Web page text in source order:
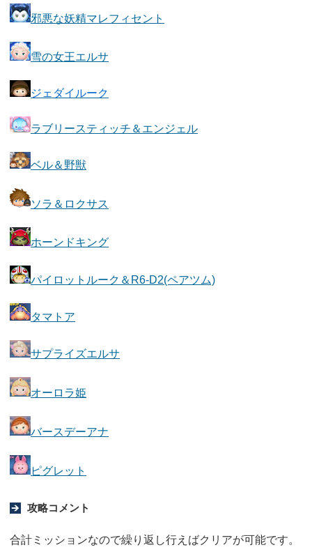
邪悪な妖精マレフィセント
雪の女王エルサ
ジェダイルーク
ラブリースティッチ＆エンジェル
ベル＆野獣
ソラ＆ロクサス
ホーンドキング
パイロットルーク＆R6-D2(ペアツム)
タマトア
サプライズエルサ
オーロラ姫
バースデーアナ
ピグレット
攻略コメント
合計ミッションなので繰り返し行えばクリアが可能です。